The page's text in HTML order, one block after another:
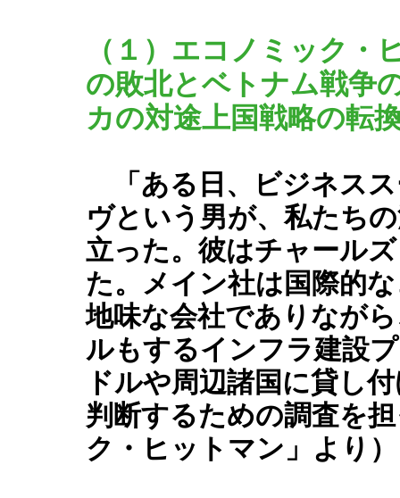
（１）エコノミック・
の敗北とベトナム戦争
カの対途上国戦略の転
「ある日、ビジネス
ヴという男が、私たち
立った。彼はチャール
た。メイン社は国際的
地味な会社でありなが
ルもするインフラ建設
ドルや周辺諸国に貸し
判断するための調査を
ク・ヒットマン」より）